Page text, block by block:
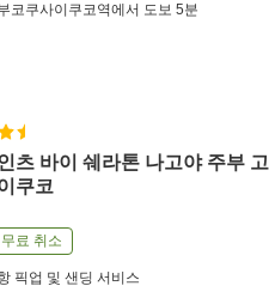
코쿠사이쿠코역에서 도보 5분
츠 바이 쉐라톤 나고야 주부 고
쿠코
료 취소
픽업 및 샌딩 서비스